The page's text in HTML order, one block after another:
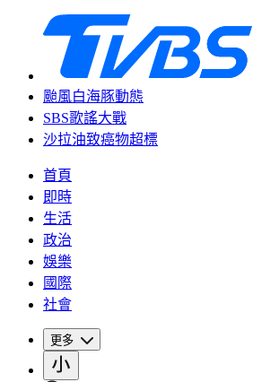
颱風白海豚動態
SBS歌謠大戰
沙拉油致癌物超標
首頁
即時
生活
政治
娛樂
國際
社會
更多